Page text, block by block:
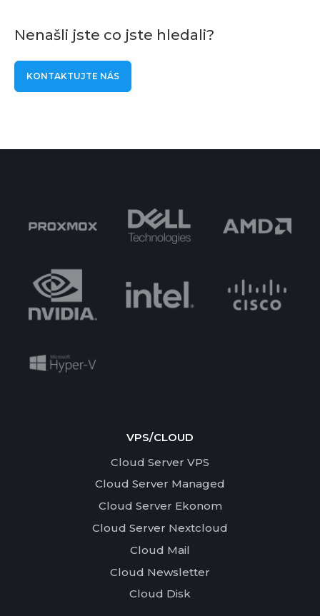
Nenašli jste co jste hledali?
KONTAKTUJTE NÁS
VPS/CLOUD
Cloud Server VPS
Cloud Server Managed
Cloud Server Ekonom
Cloud Server Nextcloud
Cloud Mail
Cloud Newsletter
Cloud Disk